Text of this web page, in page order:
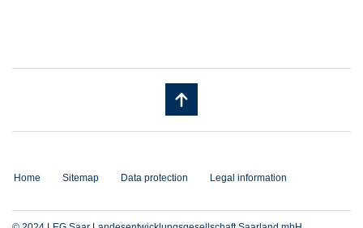
Home Sitemap Data protection Legal information